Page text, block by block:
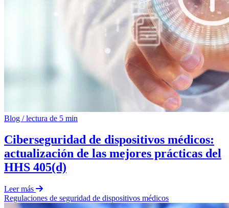
Blog /lectura de 5 min
Ciberseguridad de dispositivos médicos:
actualización de las mejores prácticas del
HHS 405(d)
Leer más
Regulaciones de seguridad de dispositivos médicos